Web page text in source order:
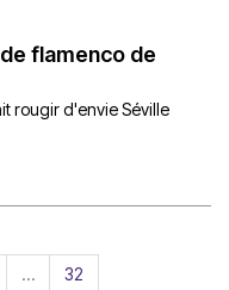
flamenco de
rougir d'envie Séville
…
32